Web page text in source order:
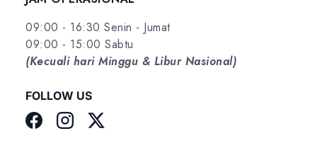
09:00 - 16:30 Senin - Jumat
09:00 - 15:00 Sabtu
(Kecuali hari Minggu & Libur Nasional)
FOLLOW US
FacebookInstagramTwitter